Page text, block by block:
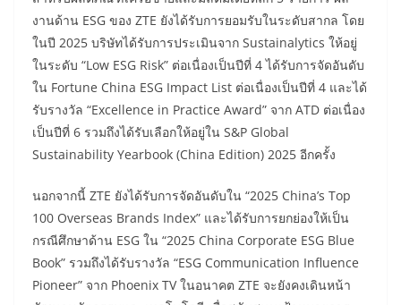
งานด้าน ESG ของ ZTE ยังได้รับการยอมรับในระดับสากล โดย
ในปี 2025 บริษัทได้รับการประเมินจาก Sustainalytics ให้อยู่
ในระดับ “Low ESG Risk” ต่อเนื่องเป็นปีที่ 4 ได้รับการจัดอันดับ
ใน Fortune China ESG Impact List ต่อเนื่องเป็นปีที่ 4 และได้
รับรางวัล “Excellence in Practice Award” จาก ATD ต่อเนื่อง
เป็นปีที่ 6 รวมถึงได้รับเลือกให้อยู่ใน S&P Global
Sustainability Yearbook (China Edition) 2025 อีกครั้ง
นอกจากนี้ ZTE ยังได้รับการจัดอันดับใน “2025 China’s Top
100 Overseas Brands Index” และได้รับการยกย่องให้เป็น
กรณีศึกษาด้าน ESG ใน “2025 China Corporate ESG Blue
Book” รวมถึงได้รับรางวัล “ESG Communication Influence
Pioneer” จาก Phoenix TV ในอนาคต ZTE จะยังคงเดินหน้า